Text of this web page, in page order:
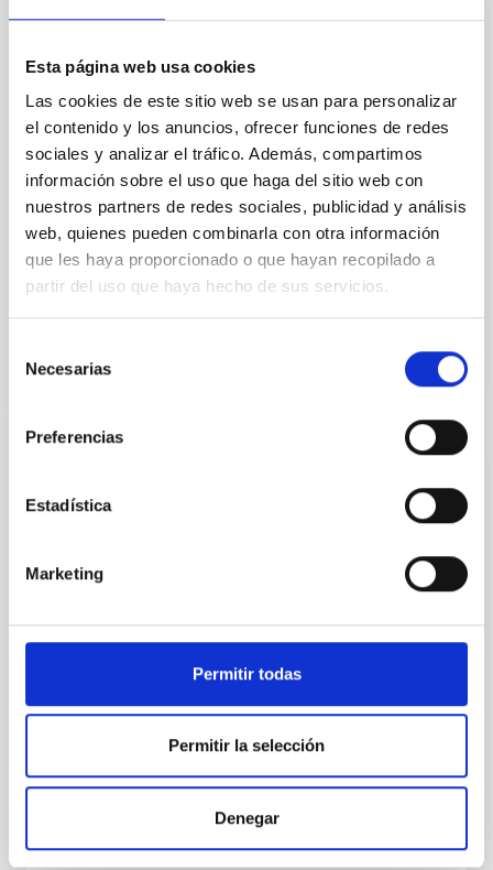
Esta página web usa cookies
Las cookies de este sitio web se usan para personalizar
el contenido y los anuncios, ofrecer funciones de redes
sociales y analizar el tráfico. Además, compartimos
información sobre el uso que haga del sitio web con
nuestros partners de redes sociales, publicidad y análisis
web, quienes pueden combinarla con otra información
que les haya proporcionado o que hayan recopilado a
partir del uso que haya hecho de sus servicios.
Necesarias
Preferencias
Estadística
Marketing
Permitir todas
Permitir la selección
Denegar
Mecánica- GTCAO.PS-2026-057
Se convoca proceso selectivo para formalizar un
de la Ley 14/2011, de 1 de junio, de la Ciencia, la
Tecnología y la Innovación), fuera de convenio, por el
sistema general de acceso libre y que tendrá, entre
otras, las siguientes funciones: Dentro del equipo de
mecánica del proyecto sistema
Fecha de publicación
17/07/2026
Plazo de presentación hasta el
07/08/2026
Un contrato - Técnico/a de Taller -
2026-032
personal laboral fijo, de un puesto de trabajo con la
al Convenio y que tendrá, entre otras, las siguientes
empleando máquinas herramienta
Fecha de publicación
13/07/2026
Plazo de presentación hasta el
Abierto